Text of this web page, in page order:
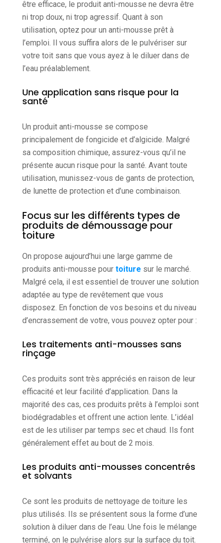
être efficace, le produit anti-mousse ne devra être
ni trop doux, ni trop agressif. Quant à son
utilisation, optez pour un anti-mousse prêt à
l’emploi. Il vous suffira alors de le pulvériser sur
votre toit sans que vous ayez à le diluer dans de
l’eau préalablement.
Une application sans risque pour la
santé
Un produit anti-mousse se compose
principalement de fongicide et d’algicide. Malgré
sa composition chimique, assurez-vous qu’il ne
présente aucun risque pour la santé. Avant toute
utilisation, munissez-vous de gants de protection,
de lunette de protection et d’une combinaison.
Focus sur les différents types de
produits de démoussage pour
toiture
On propose aujourd’hui une large gamme de
produits anti-mousse pour toiture sur le marché.
Malgré cela, il est essentiel de trouver une solution
adaptée au type de revêtement que vous
disposez. En fonction de vos besoins et du niveau
d’encrassement de votre, vous pouvez opter pour :
Les traitements anti-mousses sans
rinçage
Ces produits sont très appréciés en raison de leur
efficacité et leur facilité d’application. Dans la
majorité des cas, ces produits prêts à l’emploi sont
biodégradables et offrent une action lente. L’idéal
est de les utiliser par temps sec et chaud. Ils font
généralement effet au bout de 2 mois.
Les produits anti-mousses concentrés
et solvants
Ce sont les produits de nettoyage de toiture les
plus utilisés. Ils se présentent sous la forme d’une
solution à diluer dans de l’eau. Une fois le mélange
terminé, on le pulvérise alors sur la surface du toit.